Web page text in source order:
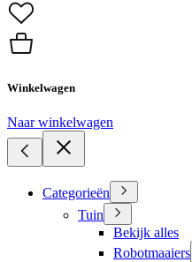
Winkelwagen
Naar winkelwagen
Categorieën
Tuin
Bekijk alles
Robotmaaiers